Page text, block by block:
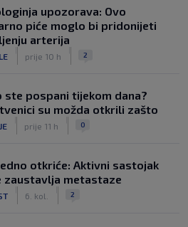
upozorava: Ovo
piće moglo bi pridonijeti
arterija
prije 10 h 2
ste pospani tijekom dana?
su možda otkrili zašto
prije 11 h 0
otkriće: Aktivni sastojak
zaustavlja metastaze
6. kol. 2